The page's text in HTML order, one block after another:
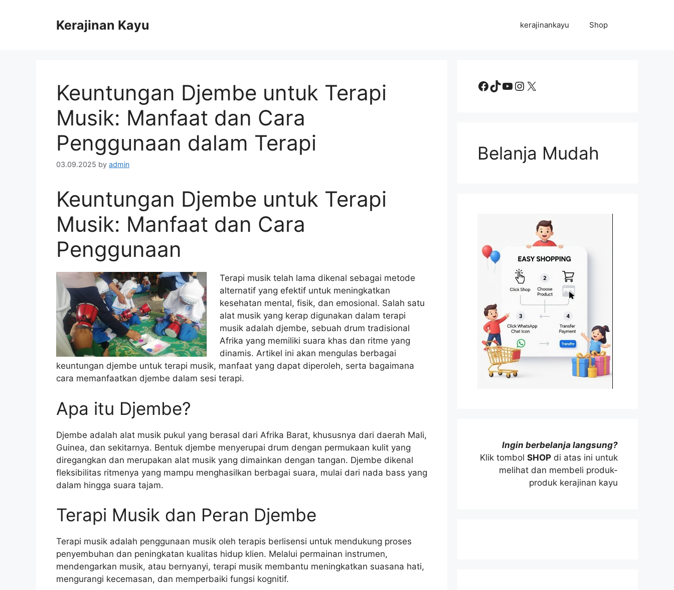
Kerajinan Kayu kerajinankayu Shop
Keuntungan Djembe untuk Terapi
Musik: Manfaat dan Cara
Penggunaan dalam Terapi
03.09.2025 by admin
Keuntungan Djembe untuk Terapi
Musik: Manfaat dan Cara
Penggunaan
Terapi musik telah lama dikenal sebagai metode
alternatif yang efektif untuk meningkatkan
kesehatan mental, fisik, dan emosional. Salah satu
alat musik yang kerap digunakan dalam terapi
musik adalah djembe, sebuah drum tradisional
Afrika yang memiliki suara khas dan ritme yang
dinamis. Artikel ini akan mengulas berbagai
keuntungan djembe untuk terapi musik, manfaat yang dapat diperoleh, serta bagaimana
cara memanfaatkan djembe dalam sesi terapi.
Apa itu Djembe?
Djembe adalah alat musik pukul yang berasal dari Afrika Barat, khususnya dari daerah Mali,
Guinea, dan sekitarnya. Bentuk djembe menyerupai drum dengan permukaan kulit yang
diregangkan dan merupakan alat musik yang dimainkan dengan tangan. Djembe dikenal
fleksibilitas ritmenya yang mampu menghasilkan berbagai suara, mulai dari nada bass yang
dalam hingga suara tajam.
Terapi Musik dan Peran Djembe
Terapi musik adalah penggunaan musik oleh terapis berlisensi untuk mendukung proses
penyembuhan dan peningkatan kualitas hidup klien. Melalui permainan instrumen,
mendengarkan musik, atau bernyanyi, terapi musik membantu meningkatkan suasana hati,
mengurangi kecemasan, dan memperbaiki fungsi kognitif.
Facebook
TikTok
YouTube
Instagram
X
Belanja Mudah
Ingin berbelanja langsung?
Klik tombol SHOP di atas ini untuk
melihat dan membeli produk-
produk kerajinan kayu